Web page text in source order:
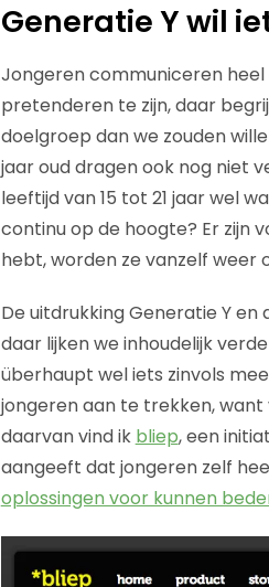
Generatie Y wil
Jongeren communiceren heel
pretenderen te zijn, daar
doelgroep dan we zouden
jaar oud dragen ook nog niet
leeftijd van 15 tot 21 jaar wel
continu op de hoogte? Er zijn
hebt, worden ze vanzelf weer
De uitdrukking Generatie Y
daar lijken we inhoudelijk
überhaupt wel iets zinvols
jongeren aan te trekken, want
daarvan vind ik bliep, een
aangeeft dat jongeren zelf
oplossingen voor kunnen